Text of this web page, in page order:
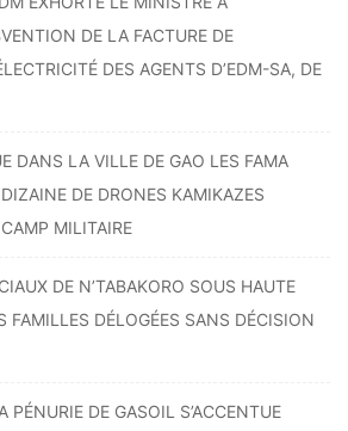
DE LA FACTURE DE
DES AGENTS D’EDM-SA, DE
DANS LA VILLE DE GAO LES FAMA
DE DRONES KAMIKAZES
MILITAIRE
DE N’TABAKORO SOUS HAUTE
FAMILLES DÉLOGÉES SANS DÉCISION
PÉNURIE DE GASOIL S’ACCENTUE